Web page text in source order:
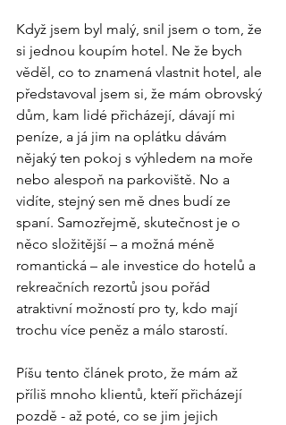
Když jsem byl malý, snil jsem o tom, že
si jednou koupím hotel. Ne že bych
věděl, co to znamená vlastnit hotel, ale
představoval jsem si, že mám obrovský
dům, kam lidé přicházejí, dávají mi
peníze, a já jim na oplátku dávám
nějaký ten pokoj s výhledem na moře
nebo alespoň na parkoviště. No a
vidíte, stejný sen mě dnes budí ze
spaní. Samozřejmě, skutečnost je o
něco složitější – a možná méně
romantická – ale investice do hotelů a
rekreačních rezortů jsou pořád
atraktivní možností pro ty, kdo mají
trochu více peněz a málo starostí.
Píšu tento článek proto, že mám až
příliš mnoho klientů, kteří přicházejí
pozdě - až poté, co se jim jejich